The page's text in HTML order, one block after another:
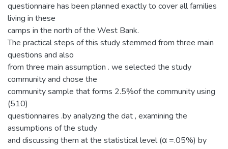
questionnaire has been planned exactly to cover all families
living in these
camps in the north of the West Bank.
The practical steps of this study stemmed from three main
questions and also
from three main assumption . we selected the study
community and chose the
community sample that forms 2.5%of the community using
(510)
questionnaires .by analyzing the dat , examining the
assumptions of the study
and discussing them at the statistical level (α =.05%) by